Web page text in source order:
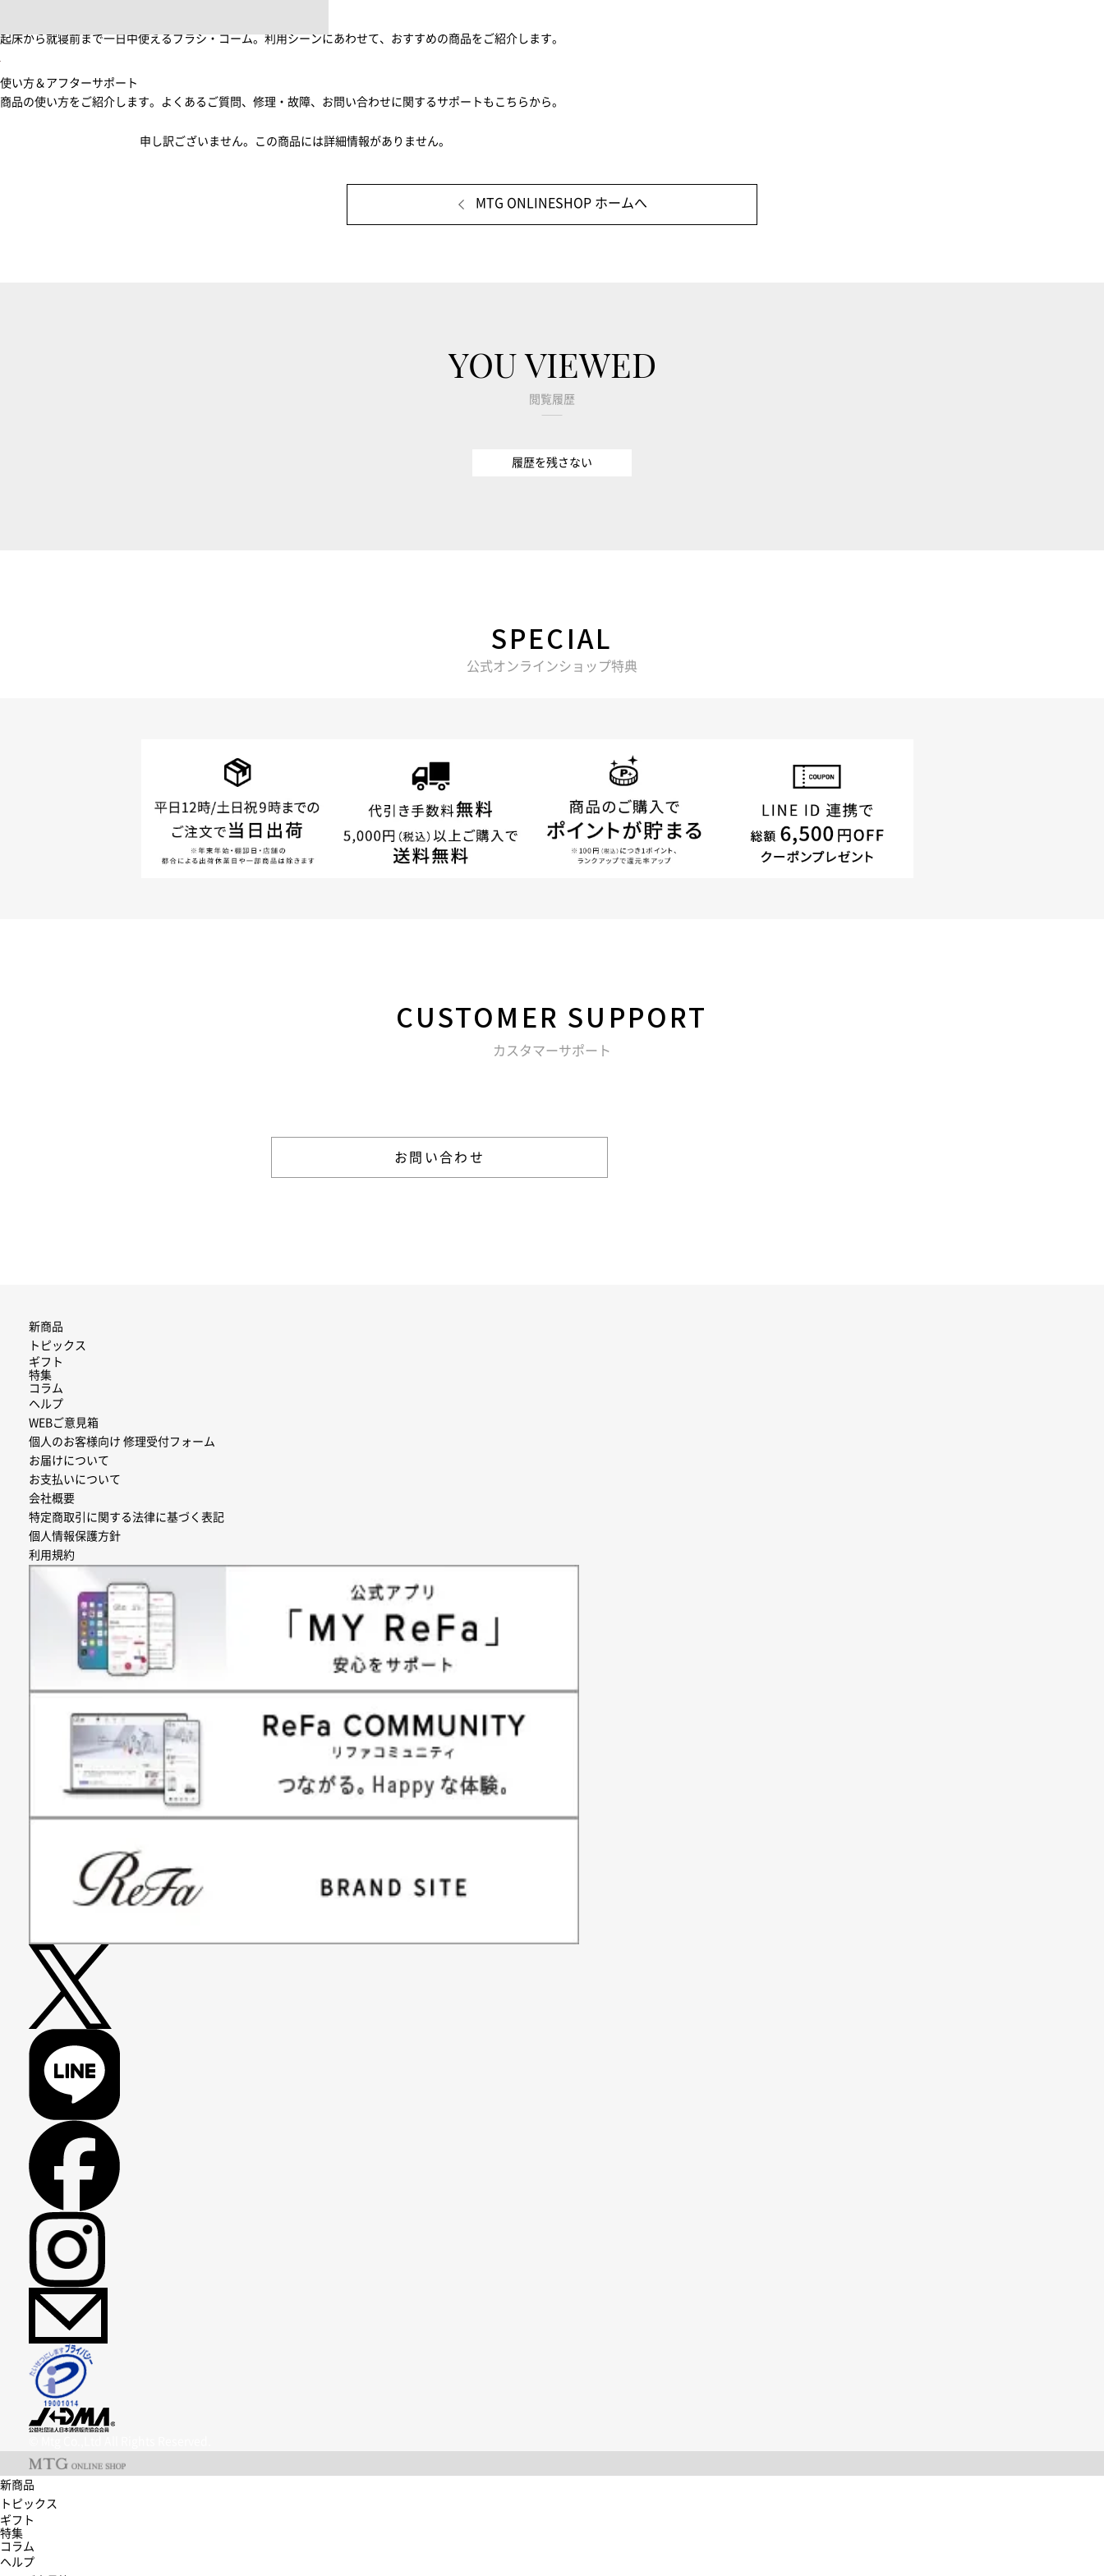
起床から就寝前まで一日中使えるブラシ・コーム。利用シーンにあわせて、おすすめの商品をご紹介します。
使い方＆アフターサポート
商品の使い方をご紹介します。よくあるご質問、修理・故障、お問い合わせに関するサポートもこちらから。
申し訳ございません。この商品には詳細情報がありません。
MTG ONLINESHOP ホームへ
YOU VIEWED
閲覧履歴
履歴を残さない
SPECIAL
公式オンラインショップ特典
CUSTOMER SUPPORT
カスタマーサポート
お問い合わせ
新商品
トピックス
ギフト
特集
コラム
ヘルプ
WEBご意見箱
個人のお客様向け 修理受付フォーム
お届けについて
お支払いについて
会社概要
特定商取引に関する法律に基づく表記
個人情報保護方針
利用規約
新商品
トピックス
ギフト
特集
コラム
ヘルプ